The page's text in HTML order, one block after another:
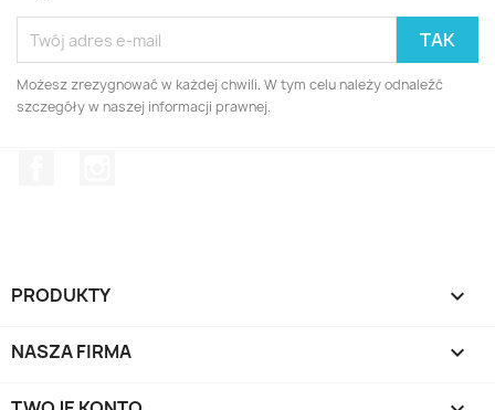
Możesz zrezygnować w każdej chwili. W tym celu należy odnaleźć
szczegóły w naszej informacji prawnej.
PRODUKTY 
NASZA FIRMA 